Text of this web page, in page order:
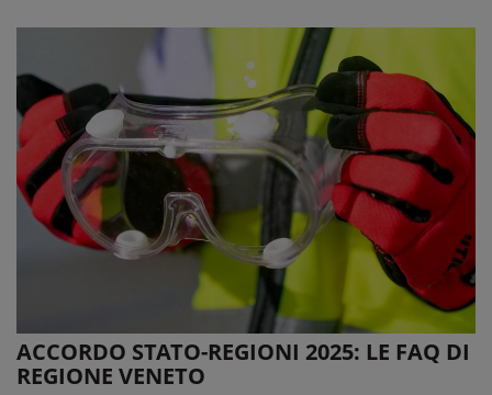
ACCORDO STATO-REGIONI 2025: LE FAQ DI
REGIONE VENETO